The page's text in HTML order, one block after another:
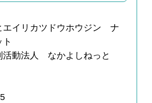
エイリカツドウホウジン ナ
活動法人 なかよしねっと